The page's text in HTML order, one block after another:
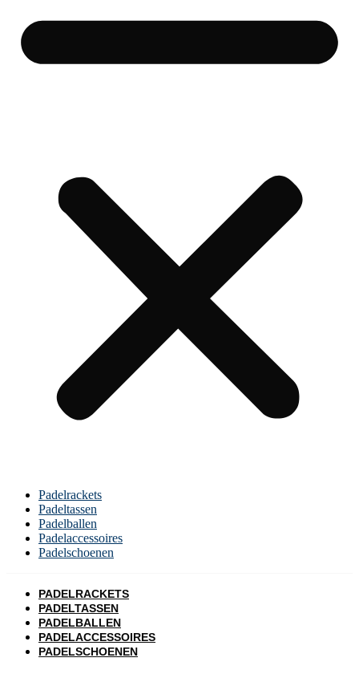
Padelrackets
Padeltassen
Padelballen
Padelaccessoires
Padelschoenen
PADELRACKETS
PADELTASSEN
PADELBALLEN
PADELACCESSOIRES
PADELSCHOENEN